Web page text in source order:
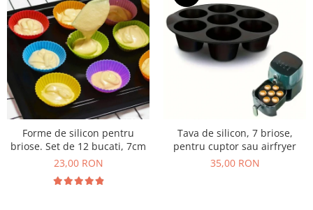
Forme de silicon pentru
briose. Set de 12 bucati, 7cm
23,00 RON
Tava de silicon, 7 briose,
pentru cuptor sau airfryer
35,00 RON